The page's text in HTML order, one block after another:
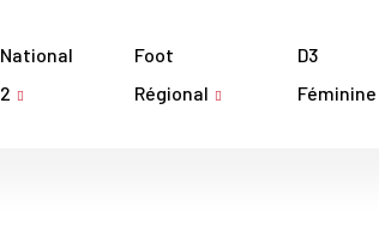
National
2
Foot
Régional
D3
Féminine